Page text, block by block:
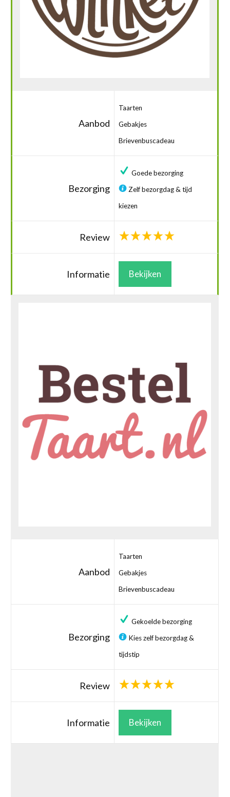
Aanbod
Taarten
Gebakjes
Brievenbuscadeau
Bezorging
Goede bezorging
Zelf bezorgdag & tijd
kiezen
Review
Informatie Bekijken
Aanbod
Taarten
Gebakjes
Brievenbuscadeau
Bezorging
Gekoelde bezorging
Kies zelf bezorgdag &
tijdstip
Review
Informatie Bekijken